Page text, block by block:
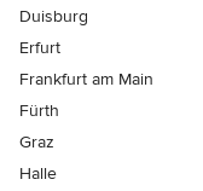
Duisburg
Erfurt
Frankfurt am Main
Fürth
Graz
Halle